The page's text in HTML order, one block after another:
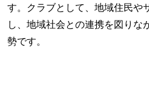
す。クラブとして、地域住民や
し、地域社会との連携を図りな
勢です。